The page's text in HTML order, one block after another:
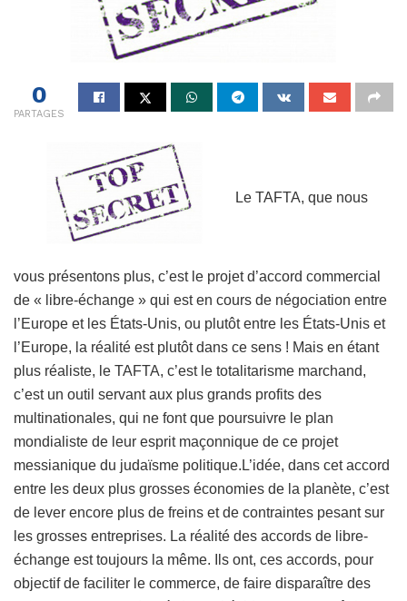
0
PARTAGES
Le TAFTA, que nous
vous présentons plus, c’est le projet d’accord commercial
de « libre-échange » qui est en cours de négociation entre
l’Europe et les États-Unis, ou plutôt entre les États-Unis et
l’Europe, la réalité est plutôt dans ce sens ! Mais en étant
plus réaliste, le TAFTA, c’est le totalitarisme marchand,
c’est un outil servant aux plus grands profits des
multinationales, qui ne font que poursuivre le plan
mondialiste de leur esprit maçonnique de ce projet
messianique du judaïsme politique.L’idée, dans cet accord
entre les deux plus grosses économies de la planète, c’est
de lever encore plus de freins et de contraintes pesant sur
les grosses entreprises. La réalité des accords de libre-
échange est toujours la même. Ils ont, ces accords, pour
objectif de faciliter le commerce, de faire disparaître des